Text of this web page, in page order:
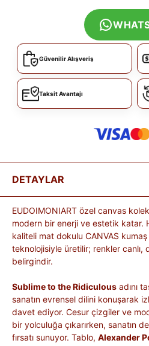
Güvenilir Alışveriş
Taksit Avantajı
DETAYLAR
EUDOIMONIART özel canvas
modern bir enerji ve estetik katar.
kaliteli mat dokulu CANVAS
teknolojisiyle üretilir; renkler
belirgindir.
Sublime to the Ridiculous adını
sanatın evrensel dilini konuşarak
davet ediyor. Cesur çizgiler ve
bir yolculuğa çıkarırken, sanatın
fırsatı sunuyor. Tablo, Alexander